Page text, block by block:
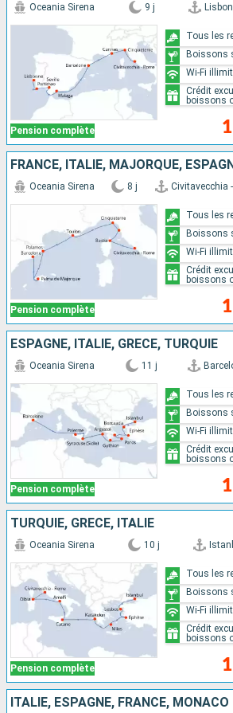
Pension complète
Oceania Sirena 9 j
Tous les
Boissons
Wi-Fi
Crédit
boissons
FRANCE, ITALIE, MAJORQUE,
Pension complète
Oceania Sirena 8 j Civitavecchia
Tous les
Boissons
Wi-Fi
Crédit
boissons
ESPAGNE, ITALIE, GRÈCE, TURQUIE
Pension complète
Oceania Sirena 11 j
Tous les
Boissons
Wi-Fi
Crédit
boissons
TURQUIE, GRÈCE, ITALIE
Pension complète
Oceania Sirena 10 j
Tous les
Boissons
Wi-Fi
Crédit
boissons
ITALIE, ESPAGNE, FRANCE, MONACO